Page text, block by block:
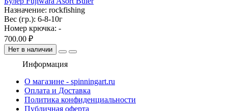
Назначение: rockfishing
Вес (гр.): 6-8-10г
Номер крючка: -
700.00 ₽
Нет в наличии
Информация
О магазине - spinningart.ru
Оплата и Доставка
Политика конфиденциальности
Публичная оферта